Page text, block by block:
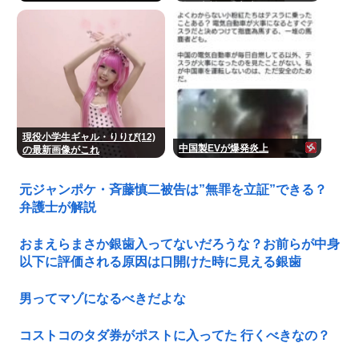
「50%引きの肉」
現役小学生ギャル・りりぴ(12)
の最新画像がこれ
中国製EVが爆発炎上
元ジャンポケ・斉藤慎二被告は”無罪を立証”できる？
弁護士が解説
おまえらまさか銀歯入ってないだろうな？お前らが中身
以下に評価される原因は口開けた時に見える銀歯
男ってマゾになるべきだよな
コストコのタダ券がポストに入ってた 行くべきなの？